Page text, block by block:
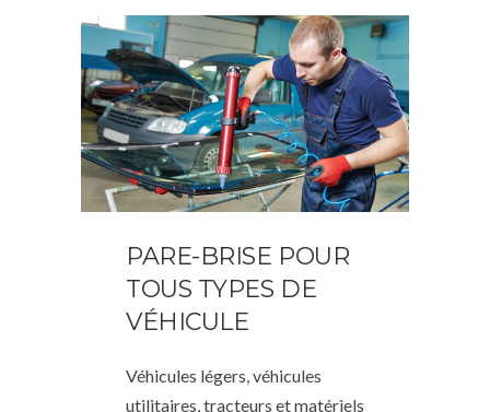
PARE-BRISE POUR
TOUS TYPES DE
VÉHICULE
Véhicules légers, véhicules
utilitaires, tracteurs et matériels